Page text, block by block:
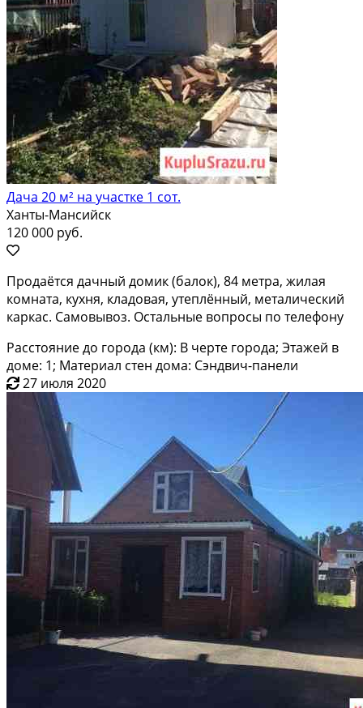
Дача 20 м² на участке 1 сот.
Ханты-Мансийск
120 000 руб.
Продаётся дачный домик (балок), 84 метра, жилая
комната, кухня, кладовая, утеплённый, металический
каркас. Самовывоз. Остальные вопросы по телефону
Расстояние до города (км): В черте города; Этажей в
доме: 1; Материал стен дома: Сэндвич-панели
27 июля 2020